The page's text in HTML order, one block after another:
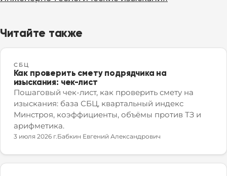
Читайте также
СБЦ
Как проверить смету подрядчика на
изыскания: чек-лист
Пошаговый чек-лист, как проверить смету на
изыскания: база СБЦ, квартальный индекс
Минстроя, коэффициенты, объёмы против ТЗ и
арифметика.
3 июля 2026 г.Бабкин Евгений Александрович